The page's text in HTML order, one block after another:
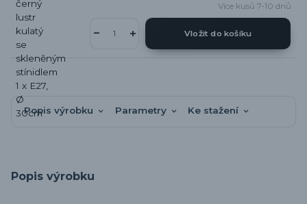
Více kusů 7-10 dnů
Vložit do košíku
Popis výrobku Parametry Ke stažení
Popis výrobku